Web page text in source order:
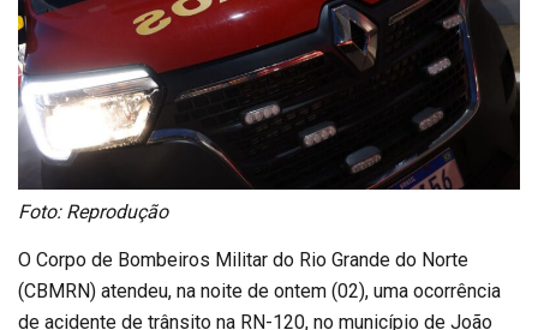
Foto: Reprodução
O Corpo de Bombeiros Militar do Rio Grande do Norte
(CBMRN) atendeu, na noite de ontem (02), uma ocorrência
de acidente de trânsito na RN-120, no município de João